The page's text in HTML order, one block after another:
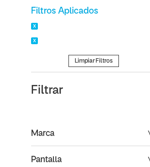
Filtros Aplicados
Limpiar Filtros
Filtrar
Marca
Pantalla